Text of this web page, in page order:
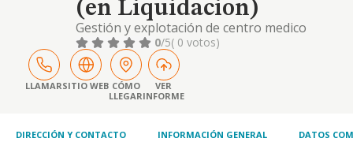
(en Liquidacion)
Gestión y explotación de centro medico
dermatológico.
0/5( 0 votos)
LLAMARSITIO WEB CÓMO
LLEGAR
VER
INFORME
DIRECCIÓN Y CONTACTO INFORMACIÓN GENERAL DATOS